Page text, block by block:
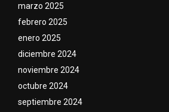
marzo 2025
febrero 2025
enero 2025
diciembre 2024
noviembre 2024
octubre 2024
septiembre 2024